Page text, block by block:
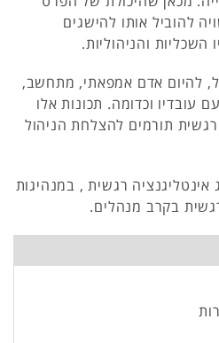
להוביל אותו להישגים
השכליות והניהוליות.
להיום אדם אמפאתי, מתחשב,
עובדיו וכדומה. תכונות אלו
תורמים להצלחת הניהול
רגשית , במנהיגות
רגשית בקרב מנהלים.